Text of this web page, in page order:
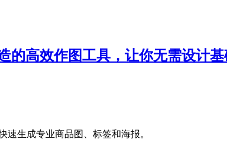
的高效作图工具，让你无需设计
生成专业商品图、标签和海报。